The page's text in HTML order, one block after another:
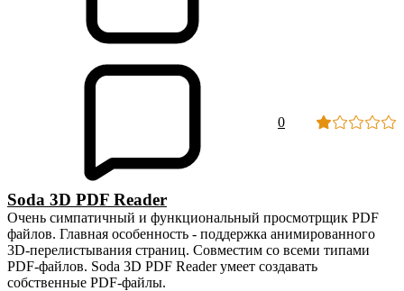
0
Soda 3D PDF Reader
Очень симпатичный и функциональный просмотрщик PDF
файлов. Главная особенность - поддержка анимированного
3D-перелистывания страниц. Совместим со всеми типами
PDF-файлов. Soda 3D PDF Reader умеет создавать
собственные PDF-файлы.